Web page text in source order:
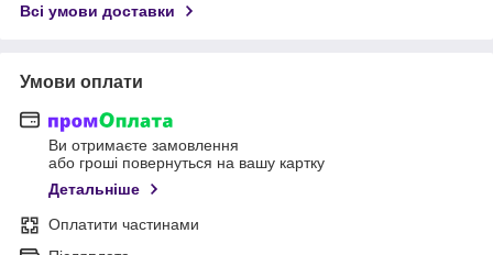
Всі умови доставки
Умови оплати
Ви отримаєте замовлення
або гроші повернуться на вашу картку
Детальніше
Оплатити частинами